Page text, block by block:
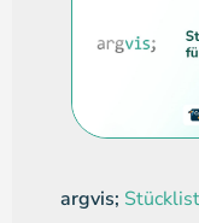
argvis;